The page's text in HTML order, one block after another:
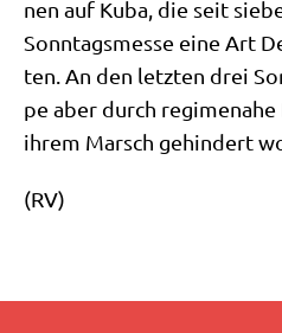
nen auf Kuba, die seit
Sonn­tags­mes­se eine Art
ten. An den letz­ten drei
pe aber durch
ihrem Marsch gehin­dert
(RV)